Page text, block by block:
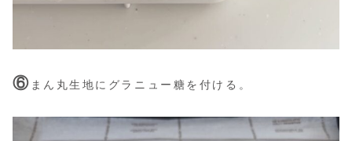
⑥ まん丸生地にグラニュー糖を付ける。